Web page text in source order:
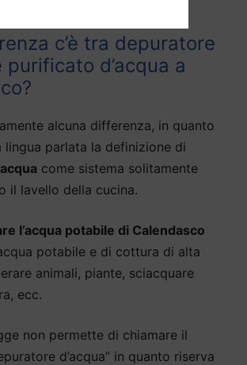
c’è tra depuratore
purificato d’acqua a
alcuna differenza, in quanto
lingua parlata la definizione di
come sistema solitamente
il lavello della cucina.
l’acqua potabile di Calendasco
potabile e di cottura di alta
animali, piante, sciacquare
ecc.
non permette di chiamare il
d’acqua” in quanto riserva